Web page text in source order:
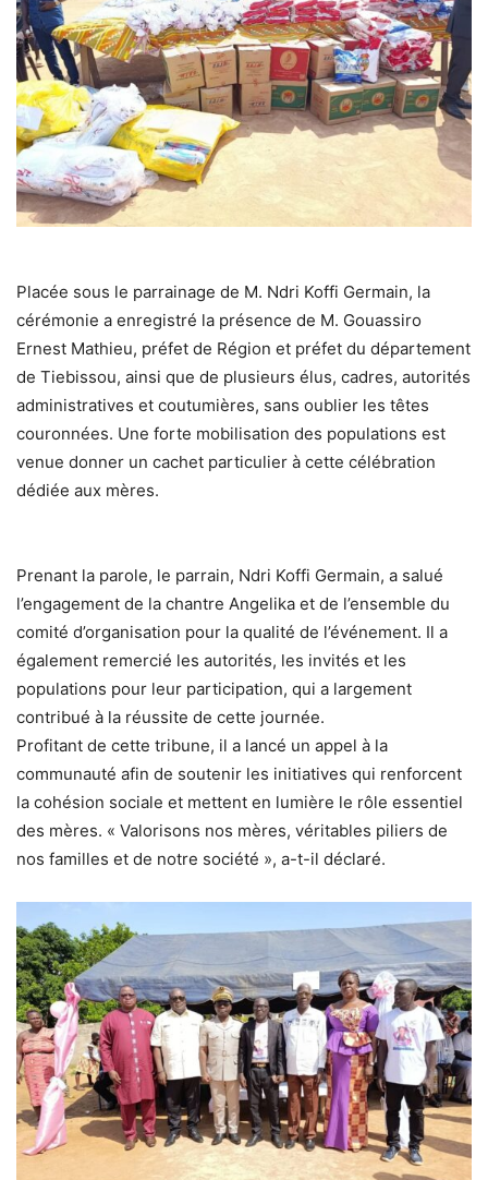
Placée sous le parrainage de M. Ndri Koffi Germain, la
cérémonie a enregistré la présence de M. Gouassiro
Ernest Mathieu, préfet de Région et préfet du département
de Tiebissou, ainsi que de plusieurs élus, cadres, autorités
administratives et coutumières, sans oublier les têtes
couronnées. Une forte mobilisation des populations est
venue donner un cachet particulier à cette célébration
dédiée aux mères.
Prenant la parole, le parrain, Ndri Koffi Germain, a salué
l’engagement de la chantre Angelika et de l’ensemble du
comité d’organisation pour la qualité de l’événement. Il a
également remercié les autorités, les invités et les
populations pour leur participation, qui a largement
contribué à la réussite de cette journée.
Profitant de cette tribune, il a lancé un appel à la
communauté afin de soutenir les initiatives qui renforcent
la cohésion sociale et mettent en lumière le rôle essentiel
des mères. « Valorisons nos mères, véritables piliers de
nos familles et de notre société », a-t-il déclaré.